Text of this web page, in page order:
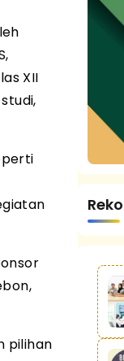
XII
pilihan